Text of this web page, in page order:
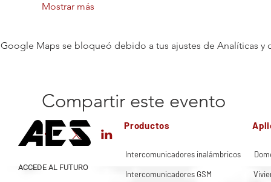
Mostrar más
Google Maps se bloqueó debido a tus ajustes de Analíticas y
Compartir este evento
Productos
Intercomunicadores inalámbricos
ACCEDE AL FUTURO
Intercomunicadores GSM